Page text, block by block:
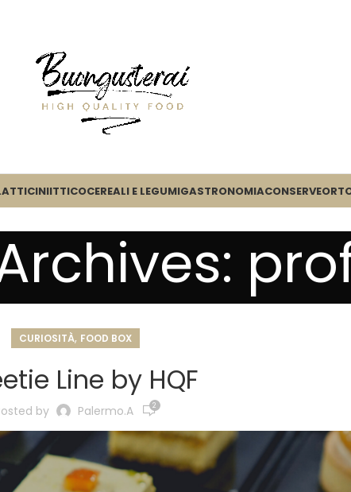
ITTICOCEREALI E LEGUMIGASTRONOMIACONSERVE
CURIOSITÀ, FOOD BOX
Line by HQF
by Palermo.a 2